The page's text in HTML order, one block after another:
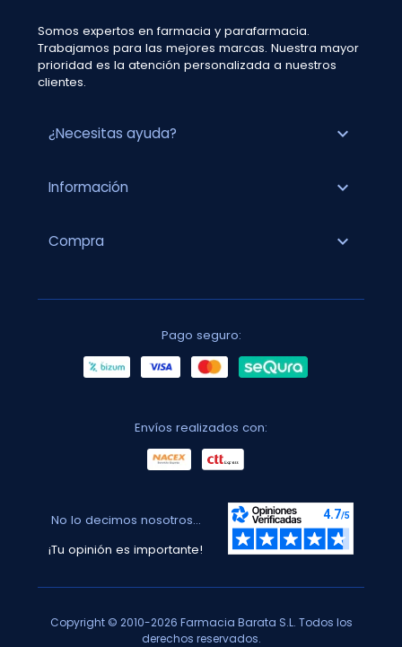
Somos expertos en farmacia y parafarmacia.
Trabajamos para las mejores marcas. Nuestra mayor
prioridad es la atención personalizada a nuestros
clientes.
¿Necesitas ayuda? expand_more
Información expand_more
Compra expand_more
Pago seguro:
Envíos realizados con:
No lo decimos nosotros...
¡Tu opinión es importante!
Copyright © 2010-2026 Farmacia Barata S.L. Todos los
derechos reservados.